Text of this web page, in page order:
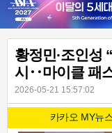
황정민·조인성
시‥마이클 패
2026-05-21 15:57:02
카카오 MY뉴